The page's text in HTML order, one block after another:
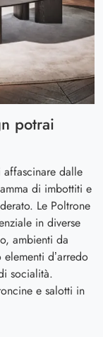
potrai
affascinare dalle
di imbottiti e
Le Poltrone
in diverse
ambienti da
d’arredo
socialità.
e salotti in